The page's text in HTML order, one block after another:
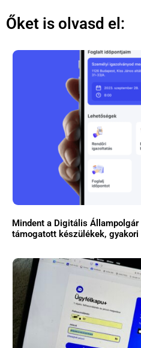
Őket is olvasd el:
Mindent a Digitális
támogatott készülékek, gyakori